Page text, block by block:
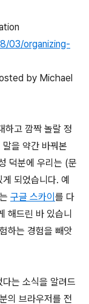
03/organizing-
by Michael
하고 깜짝 놀랄 정
말을 약간 바꿔본
덕분에 우리는 (문
되었습니다. 예
구글 스카이 를 다
해드린 바 있습니
하는 경험을 빼앗
는 소식을 알려드
의 브라우저를 전